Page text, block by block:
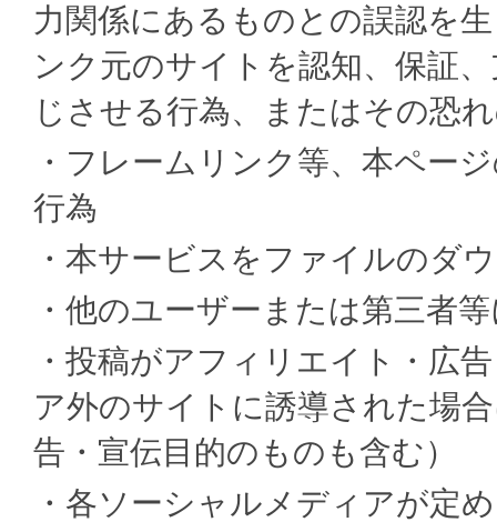
力関係にあるものとの誤認を
ンク元のサイトを認知、保証
じさせる行為、またはその恐
・フレームリンク等、本ペー
行為
・本サービスをファイルのダ
・他のユーザーまたは第三者
・投稿がアフィリエイト・広
ア外のサイトに誘導された場
告・宣伝目的のものも含む）
・各ソーシャルメディアが定